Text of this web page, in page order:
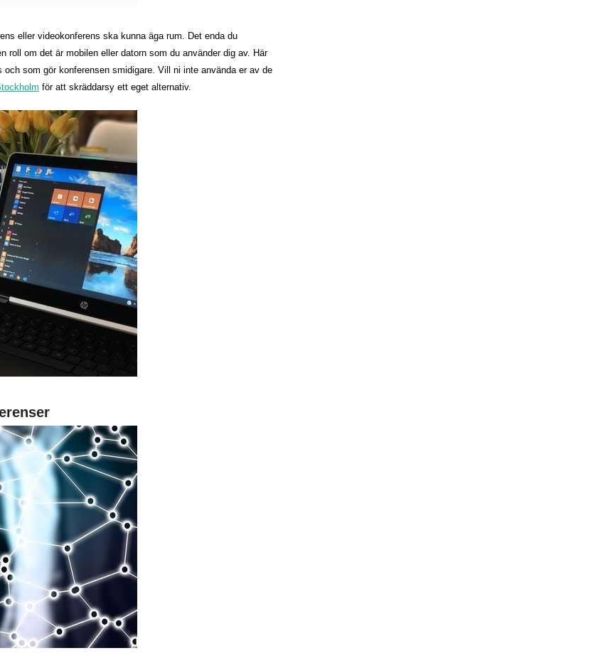
eller videokonferens ska kunna äga rum. Det enda du
roll om det är mobilen eller datorn som du använder dig av. Här
som gör konferensen smidigare. Vill ni inte använda er av de
för att skräddarsy ett eget alternativ.